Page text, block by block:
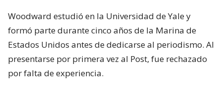
Woodward estudió en la Universidad de Yale y
formó parte durante cinco años de la Marina de
Estados Unidos antes de dedicarse al periodismo. Al
presentarse por primera vez al Post, fue rechazado
por falta de experiencia.